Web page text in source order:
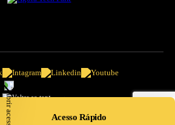
Acesso Rápido
Ir ao topo